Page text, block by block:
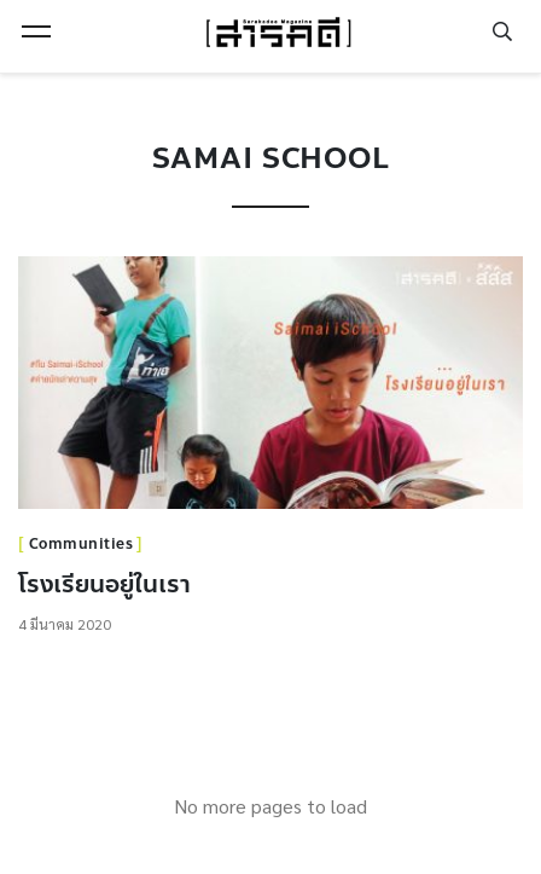
SAMAI SCHOOL
Communities
โรงเรียนอยู่ในเรา
4 มีนาคม 2020
No more pages to load